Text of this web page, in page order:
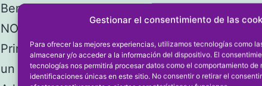
Gestionar el consentimiento de las
Para ofrecer las mejores experiencias, utilizamos tecnologías como
almacenar y/o acceder a la información del dispositivo. El
tecnologías nos permitirá procesar datos como el comportamiento de
identificaciones únicas en este sitio. No consentir o retirar el
Benidorm.
NOVELDA UNIÓN 3, ONDARENSE 1
Primera derrota liguera del Ondarense ante
un partido que las locales se adelantaron